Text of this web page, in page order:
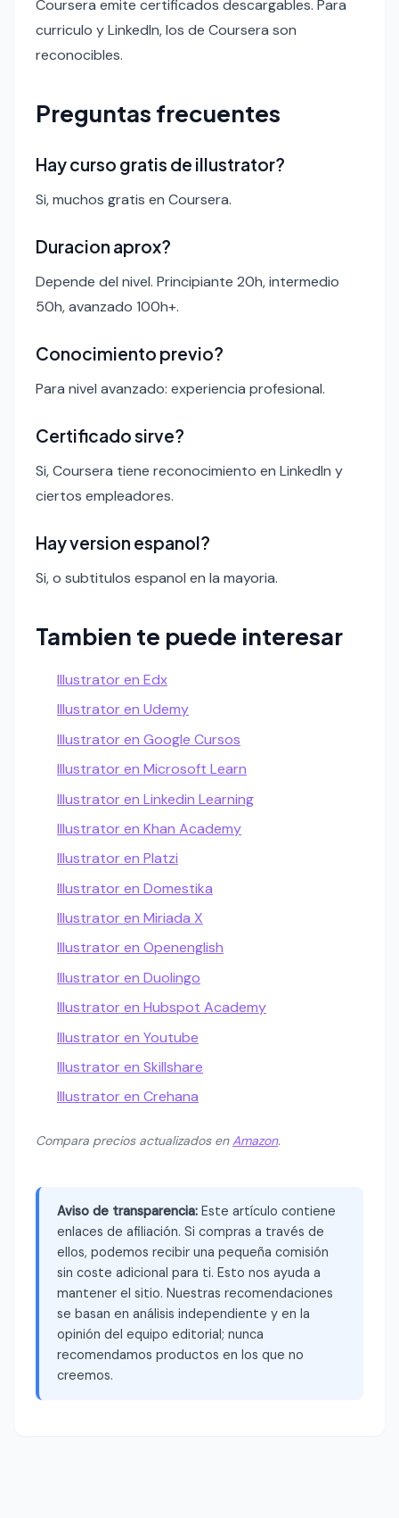
Coursera emite certificados descargables. Para
curriculo y LinkedIn, los de Coursera son
reconocibles.
Preguntas frecuentes
Hay curso gratis de illustrator?
Si, muchos gratis en Coursera.
Duracion aprox?
Depende del nivel. Principiante 20h, intermedio
50h, avanzado 100h+.
Conocimiento previo?
Para nivel avanzado: experiencia profesional.
Certificado sirve?
Si, Coursera tiene reconocimiento en LinkedIn y
ciertos empleadores.
Hay version espanol?
Si, o subtitulos espanol en la mayoria.
Tambien te puede interesar
Illustrator en Edx
Illustrator en Udemy
Illustrator en Google Cursos
Illustrator en Microsoft Learn
Illustrator en Linkedin Learning
Illustrator en Khan Academy
Illustrator en Platzi
Illustrator en Domestika
Illustrator en Miriada X
Illustrator en Openenglish
Illustrator en Duolingo
Illustrator en Hubspot Academy
Illustrator en Youtube
Illustrator en Skillshare
Illustrator en Crehana
Compara precios actualizados enAmazon.
Aviso de transparencia: Este artículo contiene
enlaces de afiliación. Si compras a través de
ellos, podemos recibir una pequeña comisión
sin coste adicional para ti. Esto nos ayuda a
mantener el sitio. Nuestras recomendaciones
se basan en análisis independiente y en la
opinión del equipo editorial; nunca
recomendamos productos en los que no
creemos.